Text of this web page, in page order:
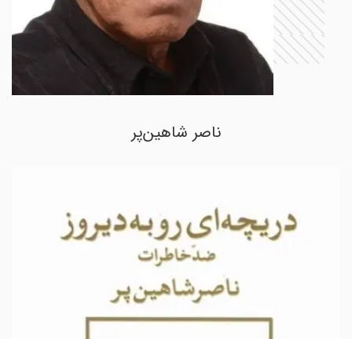
ناصر شاهین‌پر